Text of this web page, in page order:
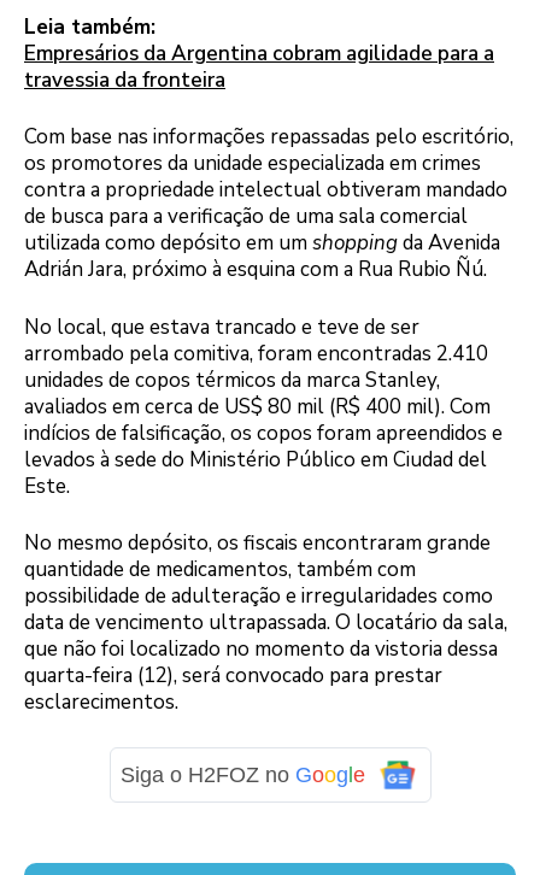
Leia também:
Empresários da Argentina cobram agilidade para a
travessia da fronteira
Com base nas informações repassadas pelo escritório,
os promotores da unidade especializada em crimes
contra a propriedade intelectual obtiveram mandado
de busca para a verificação de uma sala comercial
utilizada como depósito em umshoppingda Avenida
Adrián Jara, próximo à esquina com a Rua Rubio Ñú.
No local, que estava trancado e teve de ser
arrombado pela comitiva, foram encontradas 2.410
unidades de copos térmicos da marca Stanley,
avaliados em cerca de US$ 80 mil (R$ 400 mil). Com
indícios de falsificação, os copos foram apreendidos e
levados à sede do Ministério Público em Ciudad del
Este.
No mesmo depósito, os fiscais encontraram grande
quantidade de medicamentos, também com
possibilidade de adulteração e irregularidades como
data de vencimento ultrapassada. O locatário da sala,
que não foi localizado no momento da vistoria dessa
quarta-feira (12), será convocado para prestar
esclarecimentos.
Siga o H2FOZ no Google